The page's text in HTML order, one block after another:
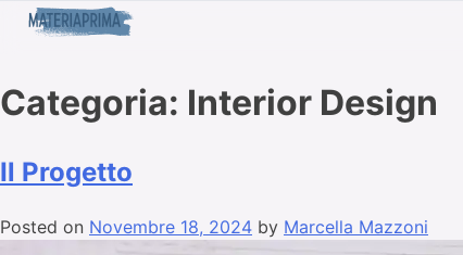
Categoria: Interior Design
Il Progetto
Posted on Novembre 18, 2024 by Marcella Mazzoni